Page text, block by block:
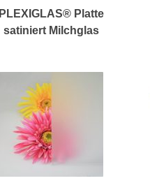
PLEXIGLAS® Platte
satiniert Milchglas